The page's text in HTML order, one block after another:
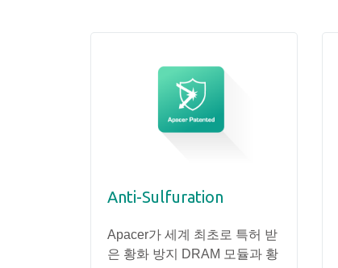
Anti-Sulfuration
Apacer가 세계 최초로 특허 받
은 황화 방지 DRAM 모듈과 황
견고한 시스템